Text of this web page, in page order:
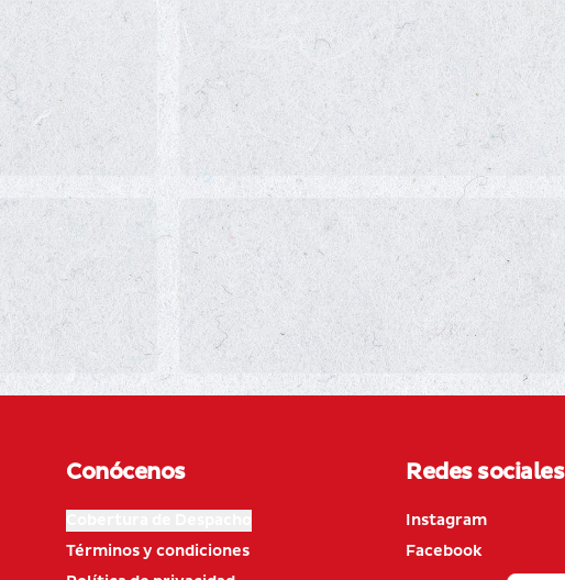
Conócenos
Términos y condiciones
Redes sociales
Instagram
Facebook